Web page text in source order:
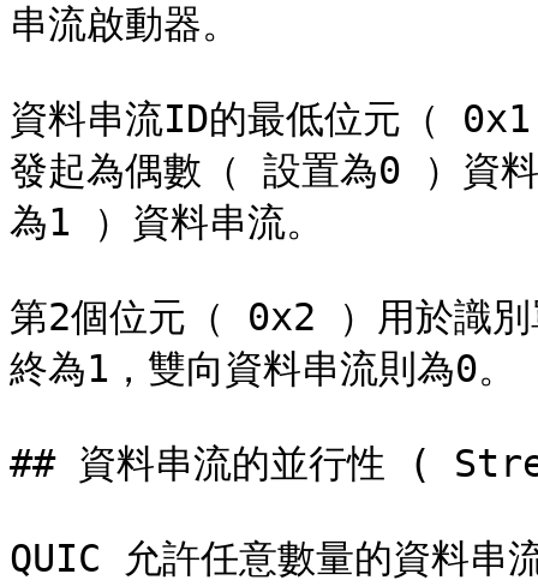
串流啟動器。
資料串流ID的最低位元（
發起為偶數（ 設置為0 ）資
為1 ）資料串流。
第2個位元（ 0x2 ）用於識
終為1，雙向資料串流則為0。
## 資料串流的並行性 (
QUIC 允許任意數量的資料串